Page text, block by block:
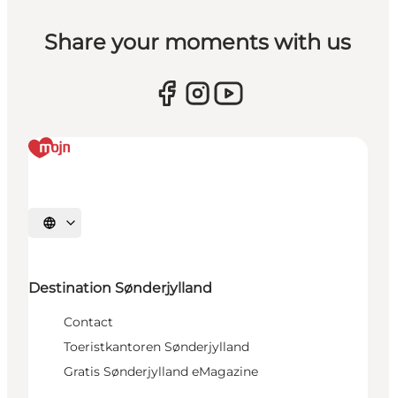
Share your moments with us
Selecteer taal
Destination Sønderjylland
Contact
Toeristkantoren Sønderjylland
Gratis Sønderjylland eMagazine